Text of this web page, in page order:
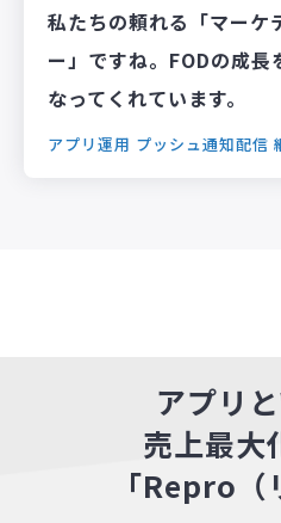
私たちの頼れる「マーケ
ー」ですね。FODの成
なってくれています。
アプリ運用 プッシュ通知配信
アプリ
売上最大
「Repro（